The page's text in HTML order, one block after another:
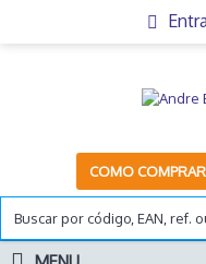
COMO COMPRAR